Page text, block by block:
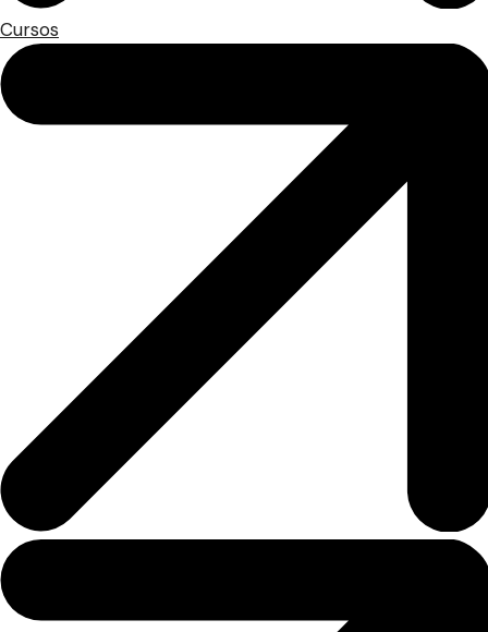
Cursos